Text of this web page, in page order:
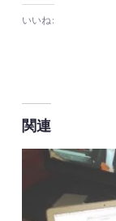
いいね:
関連